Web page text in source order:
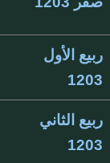
ربيع الأول
1203
ربيع الثاني
1203